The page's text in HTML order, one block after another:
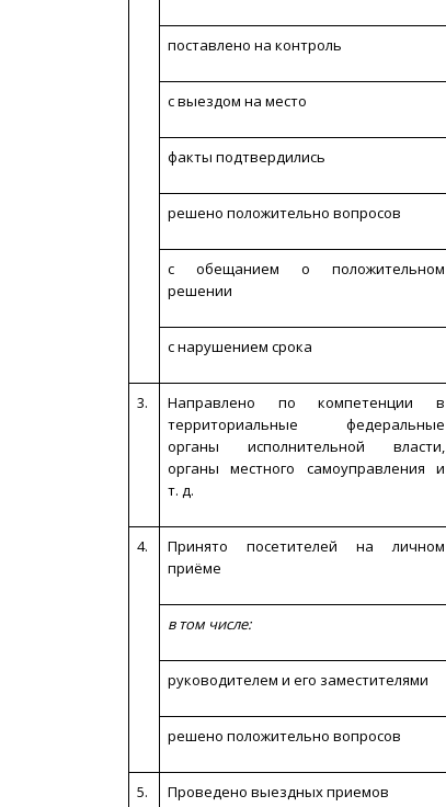
поставлено на контроль
с выездом на место
факты подтвердились
решено положительно вопросов
с обещанием о положительном
решении
с нарушением срока
3.
Направлено по компетенции в
территориальные федеральные
органы исполнительной власти,
органы местного самоуправления и
т. д.
4.
Принято посетителей на личном
приёме
в том числе:
руководителем и его заместителями
решено положительно вопросов
5. Проведено выездных приемов